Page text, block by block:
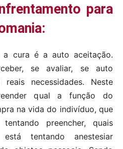
para
a cura é a auto aceitação.
se avaliar, se auto
necessidades. Neste
qual a função do
na vida do indivíduo, que
preencher, quais
tentando anestesiar